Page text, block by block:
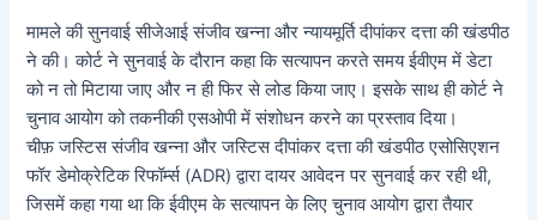
मामले की सुनवाई सीजेआई संजीव खन्ना और न्यायमूर्ति दीपांकर दत्ता की खंडपीठ
ने की। कोर्ट ने सुनवाई के दौरान कहा कि सत्यापन करते समय ईवीएम में डेटा
को न तो मिटाया जाए और न ही फिर से लोड किया जाए। इसके साथ ही कोर्ट ने
चुनाव आयोग को तकनीकी एसओपी में संशोधन करने का प्रस्ताव दिया।
चीफ़ जस्टिस संजीव खन्ना और जस्टिस दीपांकर दत्ता की खंडपीठ एसोसिएशन
फॉर डेमोक्रेटिक रिफॉर्म्स (ADR) द्वारा दायर आवेदन पर सुनवाई कर रही थी,
जिसमें कहा गया था कि ईवीएम के सत्यापन के लिए चुनाव आयोग द्वारा तैयार